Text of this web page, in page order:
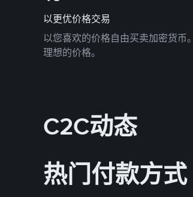
以更优价格交易
以您喜欢的价格自由买卖加密货币
理想的价格。
C2C动态
热门付款方式